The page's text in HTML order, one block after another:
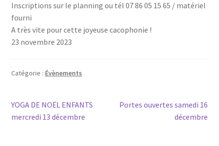
Ins­crip­tions sur le plan­ning ou tél 07 86 05 15 65 / maté­riel
fourni
A très vite pour cette joyeuse cacophonie !
23 novembre 2023
Catégorie : Évènements
Navigation
de
Article
précédent :
YOGA DE NOËL ENFANTS
mercredi 13 décembre
Article
Portes ouvertes samedi 16
décembre